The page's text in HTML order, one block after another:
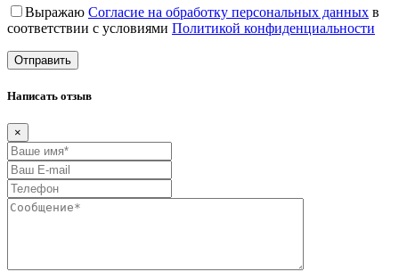
Выражаю Согласие на обработку персональных данных в
соответствии с условиями Политикой конфиденциальности
Написать отзыв
×